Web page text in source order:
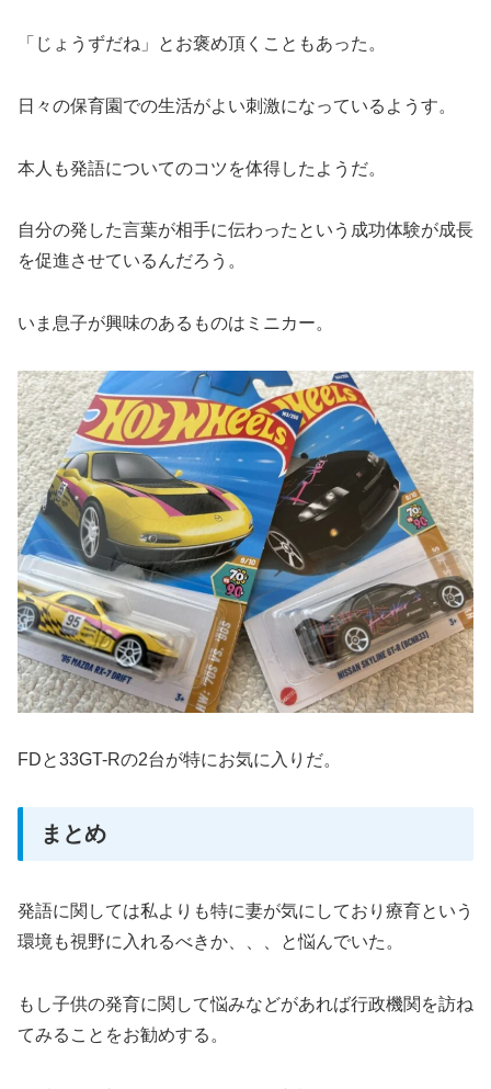
「じょうずだね」とお褒め頂くこともあった。
日々の保育園での生活がよい刺激になっているようす。
本人も発語についてのコツを体得したようだ。
自分の発した言葉が相手に伝わったという成功体験が成長
を促進させているんだろう。
いま息子が興味のあるものはミニカー。
FDと33GT-Rの2台が特にお気に入りだ。
まとめ
発語に関しては私よりも特に妻が気にしており療育という
環境も視野に入れるべきか、、、と悩んでいた。
もし子供の発育に関して悩みなどがあれば行政機関を訪ね
てみることをお勧めする。